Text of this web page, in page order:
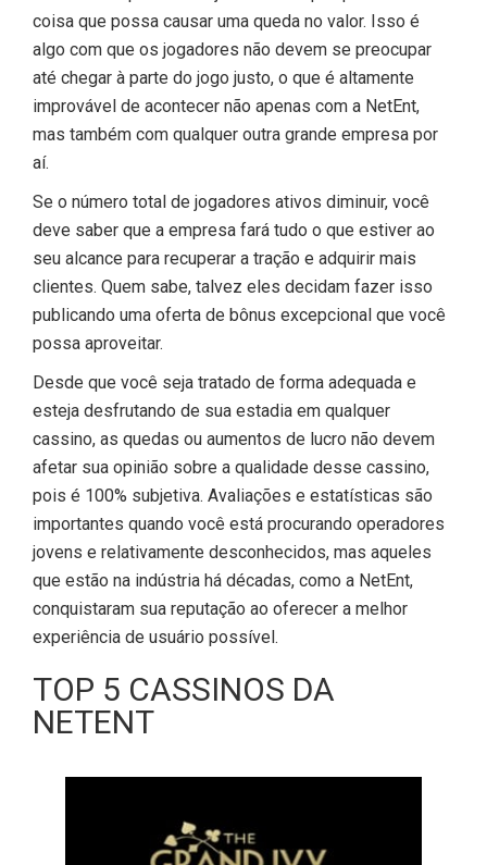
coisa que possa causar uma queda no valor. Isso é
algo com que os jogadores não devem se preocupar
até chegar à parte do jogo justo, o que é altamente
improvável de acontecer não apenas com a NetEnt,
mas também com qualquer outra grande empresa por
aí.
Se o número total de jogadores ativos diminuir, você
deve saber que a empresa fará tudo o que estiver ao
seu alcance para recuperar a tração e adquirir mais
clientes. Quem sabe, talvez eles decidam fazer isso
publicando uma oferta de bônus excepcional que você
possa aproveitar.
Desde que você seja tratado de forma adequada e
esteja desfrutando de sua estadia em qualquer
cassino, as quedas ou aumentos de lucro não devem
afetar sua opinião sobre a qualidade desse cassino,
pois é 100% subjetiva. Avaliações e estatísticas são
importantes quando você está procurando operadores
jovens e relativamente desconhecidos, mas aqueles
que estão na indústria há décadas, como a NetEnt,
conquistaram sua reputação ao oferecer a melhor
experiência de usuário possível.
TOP 5 CASSINOS DA
NETENT